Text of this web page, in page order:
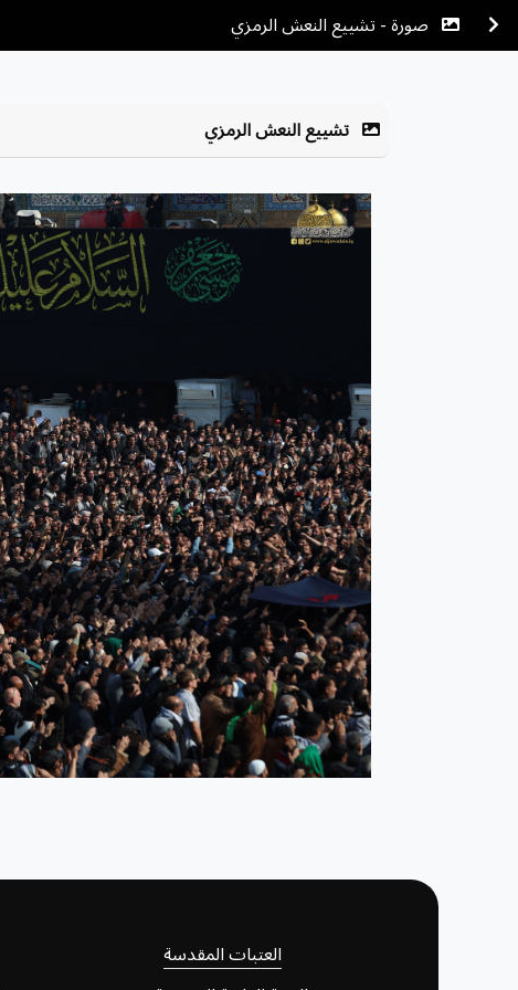
صورة - تشييع النعش الرمزي
تشييع النعش الرمزي
العتبات المقدسة